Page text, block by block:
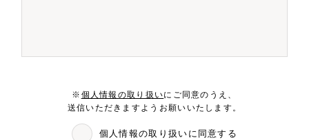
※ 個人情報の取り扱いにご同意のうえ、
送信いただきますようお願いいたします。
個人情報の取り扱いに同意する